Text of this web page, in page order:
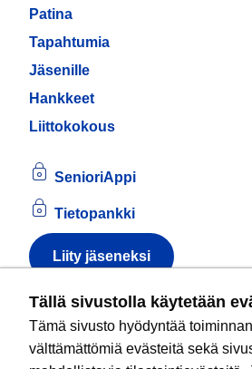
Tällä sivustolla käytetään
Tämä sivusto hyödyntää
välttämättömiä evästeitä sekä
Patina
Tapahtumia
Jäsenille
Hankkeet
Liittokokous
SenioriAppi
Tietopankki
Liity jäseneksi
Tietoa evästeistä
Kansallinen senioriliitto ryon